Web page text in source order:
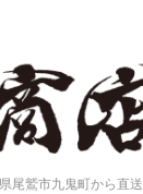
尾鷲市九鬼町から直送